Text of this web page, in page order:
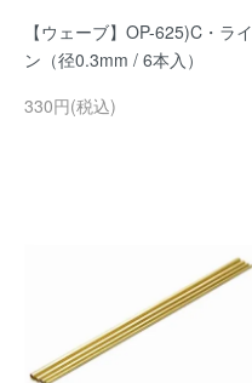
【ウェーブ】OP-625)C・ライ
ン（径0.3mm / 6本入）
330円(税込)